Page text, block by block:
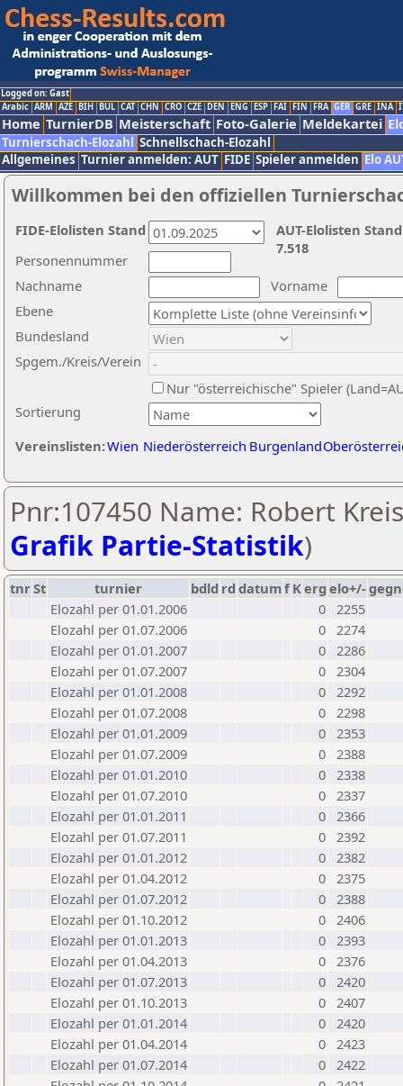
Logged on: Gast
Arabic ARM AZE BIH BUL CAT CHN CRO CZE DEN ENG ESP FAI FIN FRA GER GRE INA
Home TurnierDB Meisterschaft Foto-Galerie Meldekartei
Turnierschach-Elozahl Schnellschach-Elozahl
Allgemeines Turnier anmelden: AUT FIDE Spieler anmelden Elo
Willkommen bei den offiziellen
Nachname
Vorname
Ebene
Sortierung
Personennummer
Bundesland
Spgem./Kreis/Verein
Nur "österreichische" Spieler
Vereinslisten:Wien Niederösterreich Burgenland
AUT-Elolisten
7.518
FIDE-Elolisten Stand
Pnr:107450 Name: Robert
Grafik Partie-Statistik)
tnrSt turnier bdld rd datumf Kerg elo+/-
Elozahl per 01.01.2006
0 2255
Elozahl per 01.07.2006
0 2274
Elozahl per 01.01.2007
0 2286
Elozahl per 01.07.2007
0 2304
Elozahl per 01.01.2008
0 2292
Elozahl per 01.07.2008
0 2298
Elozahl per 01.01.2009
0 2353
Elozahl per 01.07.2009
0 2388
Elozahl per 01.01.2010
0 2338
Elozahl per 01.07.2010
0 2337
Elozahl per 01.01.2011
0 2366
Elozahl per 01.07.2011
0 2392
Elozahl per 01.01.2012
0 2382
Elozahl per 01.04.2012
0 2375
Elozahl per 01.07.2012
0 2388
Elozahl per 01.10.2012
0 2406
Elozahl per 01.01.2013
0 2393
Elozahl per 01.04.2013
0 2376
Elozahl per 01.07.2013
0 2420
Elozahl per 01.10.2013
0 2407
Elozahl per 01.01.2014
0 2420
Elozahl per 01.04.2014
0 2423
Elozahl per 01.07.2014
0 2422